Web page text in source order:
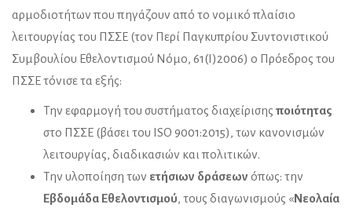
αρμοδιοτήτων που πηγάζουν από το νομικό πλαίσιο
λειτουργίας του ΠΣΣΕ (τον Περί Παγκυπρίου Συντονιστικού
Συμβουλίου Εθελοντισμού Νόμο, 61(Ι)2006) ο Πρόεδρος του
ΠΣΣΕ τόνισε τα εξής:
Την εφαρμογή του συστήματος διαχείρισης ποιότητας
στο ΠΣΣΕ (βάσει του ISO 9001:2015), των κανονισμών
λειτουργίας, διαδικασιών και πολιτικών.
Την υλοποίηση των ετήσιων δράσεων όπως: την
Εβδομάδα Εθελοντισμού, τους διαγωνισμούς «Νεολαία